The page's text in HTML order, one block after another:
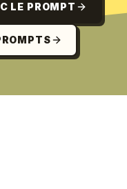
LE PROMPT